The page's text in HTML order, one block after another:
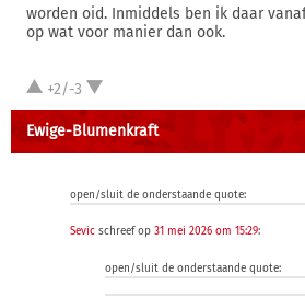
worden oid. Inmiddels ben ik daar
op wat voor manier dan ook.
+2/-3
Ewige-Blumenkraft
open/sluit de onderstaande quote:
Sevic schreef op 31 mei 2026 om 15:29:
open/sluit de onderstaande quote: